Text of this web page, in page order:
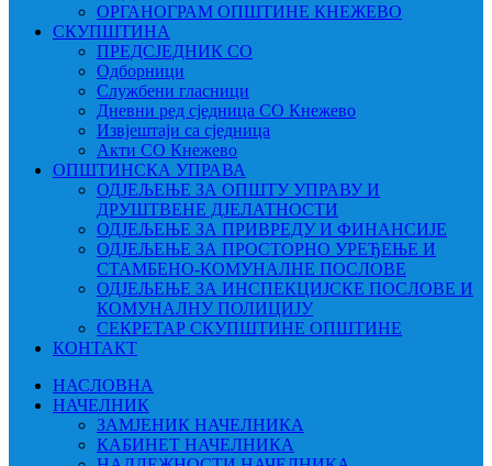
ОРГАНОГРАМ ОПШТИНЕ КНЕЖЕВО
СКУПШТИНА
ПРЕДСЈЕДНИК СО
Одборници
Службени гласници
Дневни ред сједница СО Кнежево
Извјештаји са сједница
Акти СО Кнежево
ОПШТИНСКА УПРАВА
ОДЈЕЉЕЊЕ ЗА ОПШТУ УПРАВУ И
ДРУШТВЕНЕ ДЈЕЛАТНОСТИ
ОДЈЕЉЕЊЕ ЗА ПРИВРЕДУ И ФИНАНСИЈЕ
ОДЈЕЉЕЊЕ ЗА ПРОСТОРНО УРЕЂЕЊЕ И
СТАМБЕНО-КОМУНАЛНЕ ПОСЛОВЕ
ОДЈЕЉЕЊЕ ЗА ИНСПЕКЦИЈСКЕ ПОСЛОВЕ И
КОМУНАЛНУ ПОЛИЦИЈУ
СЕКРЕТАР СКУПШТИНЕ ОПШТИНЕ
КОНТАКТ
НАСЛОВНА
НАЧЕЛНИК
ЗАМЈЕНИК НАЧЕЛНИКА
КАБИНЕТ НАЧЕЛНИКА